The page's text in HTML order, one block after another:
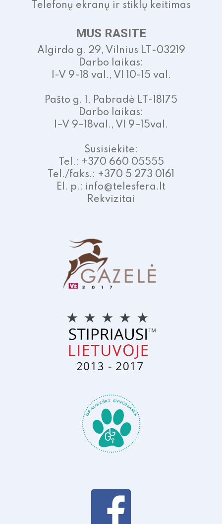
Telefonų ekranų ir stiklų keitimas
MUS RASITE
Algirdo g. 29, Vilnius LT-03219
Darbo laikas:
I-V 9-18 val., VI 10-15 val.
Pašto g. 1, Pabradė LT-18175
Darbo laikas:
I–V 9–18val., VI 9–15val.
Susisiekite:
Tel.: +370 660 05555
Tel./faks.: +370 5 273 0161
El. p.: info@telesfera.lt
Rekvizitai